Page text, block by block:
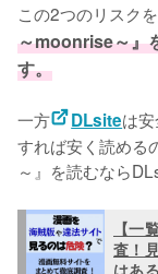
この2つのリスクを
～moonrise～』
す。
一方 DLsiteは
すれば安く読める
～』を読むなら
【一
査！
はあ